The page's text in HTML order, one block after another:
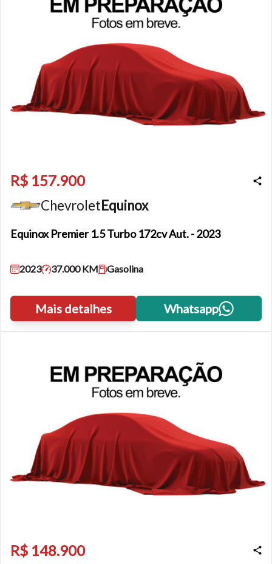
R$ 157.900
Chevrolet Equinox
Equinox Premier 1.5 Turbo 172cv Aut. - 2023
2023 37.000 KM Gasolina
Mais detalhes Whatsapp
R$ 148.900